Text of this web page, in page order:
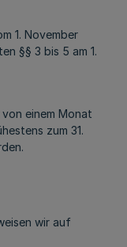
1. November
§§ 3 bis 5 am 1.
einem Monat
zum 31.
wir auf